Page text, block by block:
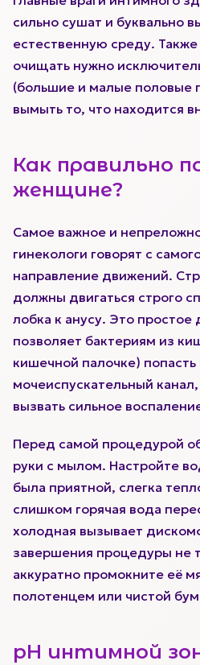
сильно сушат и буквально
естественную среду.
очищать нужно
(большие и малые половые
вымыть то, что находится
Как правильно
женщине?
Самое важное и
гинекологи говорят с
направление движений.
должны двигаться строго
лобка к анусу. Это простое
позволяет бактериям из
кишечной палочке)
мочеиспускательный
вызвать сильное
Перед самой процедурой
руки с мылом. Настройте
была приятной, слегка
слишком горячая вода
холодная вызывает
завершения процедуры не
аккуратно промокните её
полотенцем или чистой
pH интимной